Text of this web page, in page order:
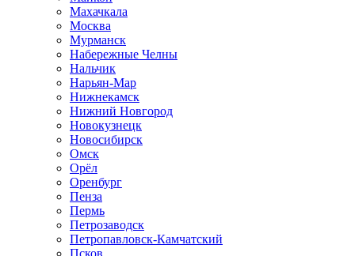
Махачкала
Москва
Мурманск
Набережные Челны
Нальчик
Нарьян-Мар
Нижнекамск
Нижний Новгород
Новокузнецк
Новосибирск
Омск
Орёл
Оренбург
Пенза
Пермь
Петрозаводск
Петропавловск-Камчатский
Псков